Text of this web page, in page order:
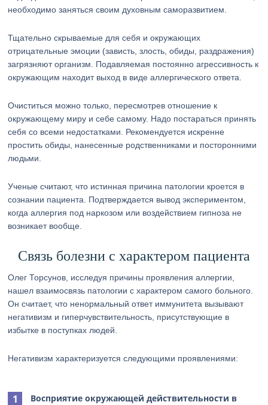
необходимо заняться своим духовным саморазвитием.
Тщательно скрываемые для себя и окружающих
отрицательные эмоции (зависть, злость, обиды, раздражения)
загрязняют организм. Подавляемая постоянно агрессивность к
окружающим находит выход в виде аллергического ответа.
Очиститься можно только, пересмотрев отношение к
окружающему миру и себе самому. Надо постараться принять
себя со всеми недостатками. Рекомендуется искренне
простить обиды, нанесенные родственниками и посторонними
людьми.
Ученые считают, что истинная причина патологии кроется в
сознании пациента. Подтверждается вывод экспериментом,
когда аллергия под наркозом или воздействием гипноза не
возникает вообще.
Связь болезни с характером пациента
Олег Торсунов, исследуя причины проявления аллергии,
нашел взаимосвязь патологии с характером самого больного.
Он считает, что ненормальный ответ иммунитета вызывают
негативизм и гиперчувствительность, присутствующие в
избытке в поступках людей.
Негативизм характеризуется следующими проявлениями:
Восприятие окружающей действительности в